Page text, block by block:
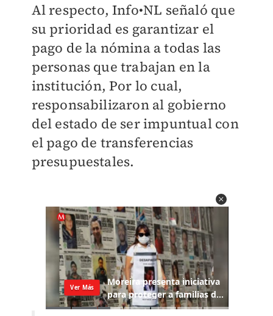
Al respecto, Info•NL señaló que
su prioridad es garantizar el
pago de la nómina a todas las
personas que trabajan en la
institución, Por lo cual,
responsabilizaron al gobierno
del estado de ser impuntual con
el pago de transferencias
presupuestales.